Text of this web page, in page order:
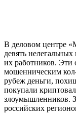
В деловом центре
девять
их работников. Эти
мошенническим
рубеж деньги,
покупали
злоумышленников.
российских